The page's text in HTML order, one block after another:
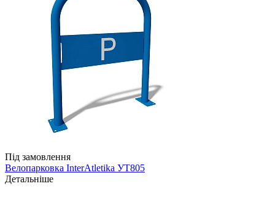
Під замовлення
Велопарковка InterAtletika УТ805
Детальніше